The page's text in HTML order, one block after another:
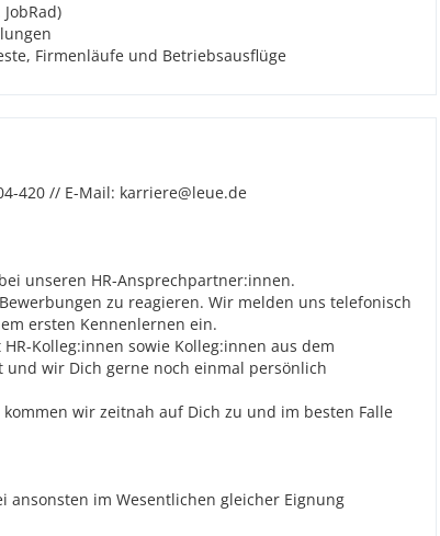
Firmenläufe und Betriebsausflüge
420 // E-Mail: karriere@leue.de
unseren HR-Ansprechpartner:innen.
zu reagieren. Wir melden uns telefonisch
ersten Kennenlernen ein.
Kolleg:innen sowie Kolleg:innen aus dem
wir Dich gerne noch einmal persönlich
wir zeitnah auf Dich zu und im besten Falle
im Wesentlichen gleicher Eignung